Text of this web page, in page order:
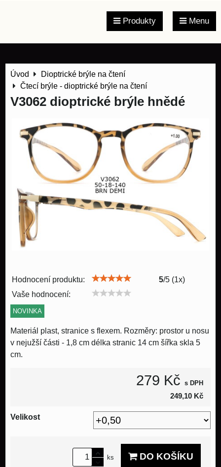
Produkty Menu
Úvod
Dioptrické brýle na čtení
Čtecí brýle - dioptrické brýle na čtení
V3062 dioptrické brýle hnědé
Hodnocení produktu: 5/5 (1x)
Vaše hodnocení:
NOVINKA
Materiál plast, stranice s flexem. Rozměry: prostor u nosu
v nejužší části - 1,8 cm délka stranic 14 cm šířka skla 5
cm.
279 Kč s DPH
249,10 Kč
Velikost
ks DO KOŠÍKU